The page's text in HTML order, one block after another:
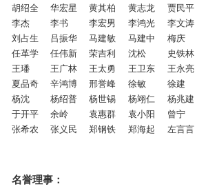
胡绍全
华宏星 黄其柏 黄志龙 贾民平
李杰
李书 李宏男 李鸿光 李文涛
刘占生
吕振华 马建敏 马建中 梅庆
任革学
任伟新 荣吉利 沈松 史铁林
王璠
王广林 王太勇 王卫东 王永亮
夏品奇
辛鸿博 邢誉峰 徐敏 徐建
杨沈
杨绍普 杨世锡 杨翊仁 杨兆建
于开平
余岭 袁惠群 袁小阳 曾宁
张希农
张义民 郑钢铁 郑海起 左言言
名誉理事：